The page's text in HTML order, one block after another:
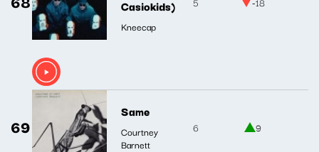
Casiokids)
Kneecap
69
Same
Courtney
Barnett
6 9